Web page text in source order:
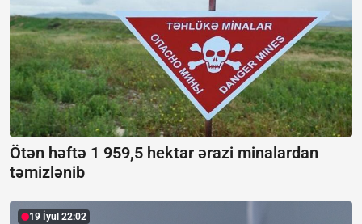
Ötən həftə 1 959,5 hektar ərazi minalardan
təmizlənib
19 İyul 22:02